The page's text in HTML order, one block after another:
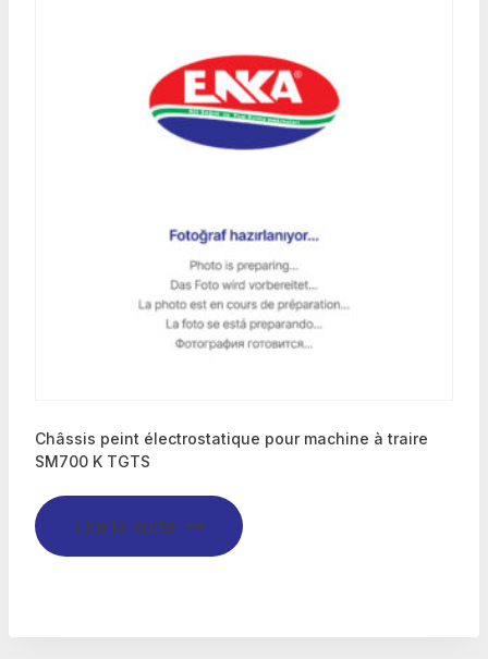
Châssis peint électrostatique pour machine à traire
SM700 K TGTS
Lire la suite